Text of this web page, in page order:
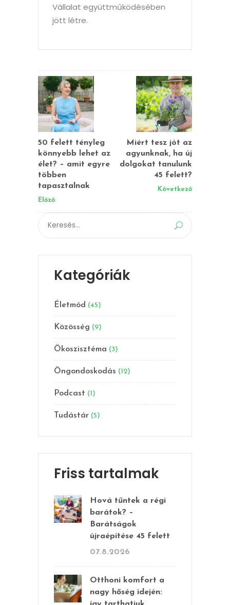
Vállalat együttműködésében
jött létre.
50 felett tényleg
könnyebb lehet az
élet? – amit egyre
többen
tapasztalnak
Előző
Miért tesz jót az
agyunknak, ha új
dolgokat tanulunk
45 felett?
Következő
Search
for:
Kategóriák
Életmód (45)
Közösség (9)
Ökoszisztéma (3)
Öngondoskodás (12)
Podcast (1)
Tudástár (5)
Friss tartalmak
Hová tűntek a régi
barátok? –
Barátságok
újraépítése 45 felett
07.8.2026
Otthoni komfort a
nagy hőség idején: